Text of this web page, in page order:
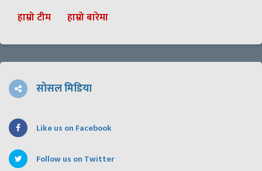
हाम्रो टीम हाम्रो बारेमा
सोसल मिडिया
Like us on Facebook
Follow us on Twitter